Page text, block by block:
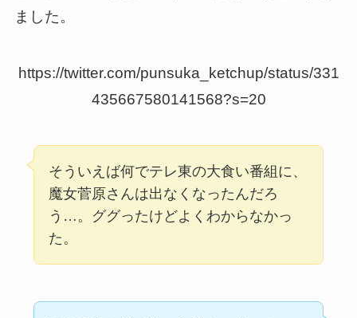
ました。
https://twitter.com/punsuka_ketchup/status/331
435667580141568?s=20
そういえば何でテレ東の大食い番組に、
魔女菅原さんは出なくなったんだろ
う…。ググったけどよくわからなかっ
た。